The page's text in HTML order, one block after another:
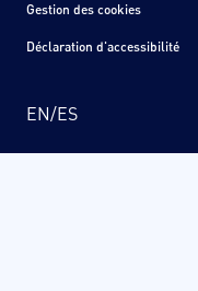
EN/ES
Gestion des cookies
Déclaration d'accessibilité